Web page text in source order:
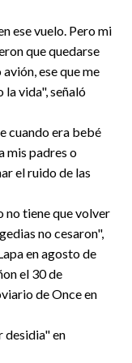
ese vuelo. Pero mi
que quedarse
ese que me
vida", señaló
cuando era bebé
mis padres o
el ruido de las
no tiene que volver
no cesaron",
en agosto de
el 30 de
de Once en
desidia" en